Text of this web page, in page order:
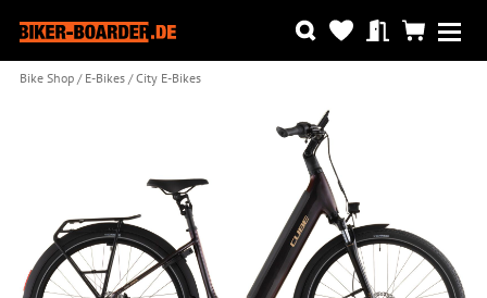
Bike Shop E-Bikes City E-Bikes